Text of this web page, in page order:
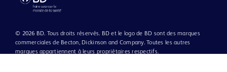
© 2026 BD. Tous droits réservés. BD et le logo de BD sont des marques
commerciales de Becton, Dickinson and Company. Toutes les autres
marques appartiennent à leurs propriétaires respectifs.